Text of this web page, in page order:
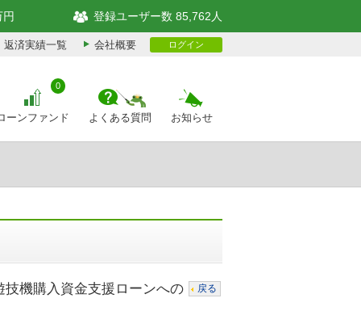
円 登録ユーザー数 85,762人
返済実績一覧 会社概要 ログイン
ーンファンド
0
よくある質問 お知らせ
機購入資金支援ローンへの 戻る